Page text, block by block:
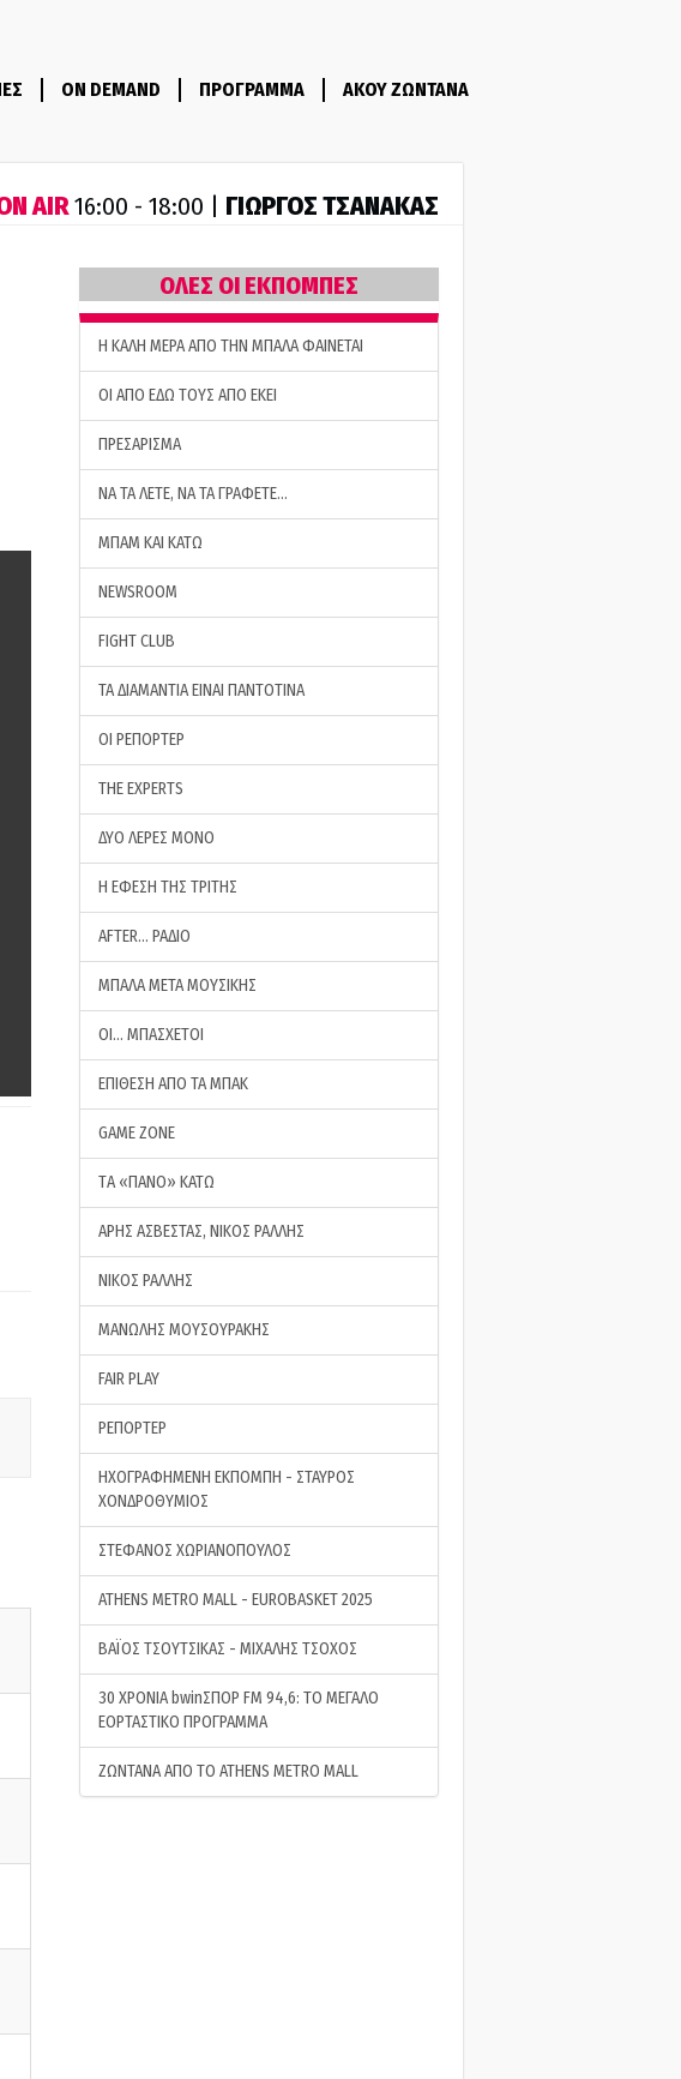
ON DEMAND ΠΡΟΓΡΑΜΜΑ ΑΚΟΥ ΖΩΝΤΑΝΑ
AIR16:00 - 18:00 | ΓΙΩΡΓΟΣ ΤΣΑΝΑΚΑΣ
ΟΛΕΣ ΟΙ ΕΚΠΟΜΠΕΣ
H ΚΑΛΗ ΜΕΡΑ ΑΠΟ ΤΗΝ ΜΠΑΛΑ ΦΑΙΝΕΤΑΙ
ΟΙ ΑΠΟ ΕΔΩ ΤΟΥΣ ΑΠΟ ΕΚΕΙ
ΠΡΕΣΑΡΙΣΜΑ
ΝΑ ΤΑ ΛΕΤΕ, ΝΑ ΤΑ ΓΡΑΦΕΤΕ…
ΜΠΑΜ ΚΑΙ ΚΑΤΩ
NEWSROOM
FIGHT CLUB
ΤΑ ΔΙΑΜΑΝΤΙΑ ΕΙΝΑΙ ΠΑΝΤΟΤΙΝΑ
ΟΙ ΡΕΠΟΡΤΕΡ
THE EXPERTS
ΔΥΟ ΛΕΡΕΣ ΜΟΝΟ
Η ΕΦΕΣΗ ΤΗΣ ΤΡΙΤΗΣ
AFTER… ΡΑΔΙΟ
ΜΠΑΛΑ ΜΕΤΑ ΜΟΥΣΙΚΗΣ
ΟΙ… ΜΠΑΣΧΕΤΟΙ
ΕΠΙΘΕΣΗ ΑΠΟ ΤΑ ΜΠΑΚ
GAME ZONE
ΤA «ΠΑΝΟ» ΚΑΤΩ
ΑΡΗΣ ΑΣΒΕΣΤΑΣ, ΝΙΚΟΣ ΡΑΛΛΗΣ
ΝΙΚΟΣ ΡΑΛΛΗΣ
ΜΑΝΩΛΗΣ ΜΟΥΣΟΥΡΑΚΗΣ
FAIR PLAY
ΡΕΠΟΡΤΕΡ
ΗΧΟΓΡΑΦΗΜΕΝΗ ΕΚΠΟΜΠΗ - ΣΤΑΥΡΟΣ
ΧΟΝΔΡΟΘΥΜΙΟΣ
ΣΤΕΦΑΝΟΣ ΧΩΡΙΑΝΟΠΟΥΛΟΣ
ATHENS METRO MALL - EUROBASKET 2025
ΒΑΪΟΣ ΤΣΟΥΤΣΙΚΑΣ - ΜΙΧΑΛΗΣ ΤΣΟΧΟΣ
30 ΧΡΟΝΙΑ bwinΣΠΟΡ FM 94,6: ΤΟ ΜΕΓΑΛΟ
ΕΟΡΤΑΣΤΙΚΟ ΠΡΟΓΡΑΜΜΑ
ΖΩΝΤΑΝΑ ΑΠΟ ΤΟ ATHENS METRO MALL